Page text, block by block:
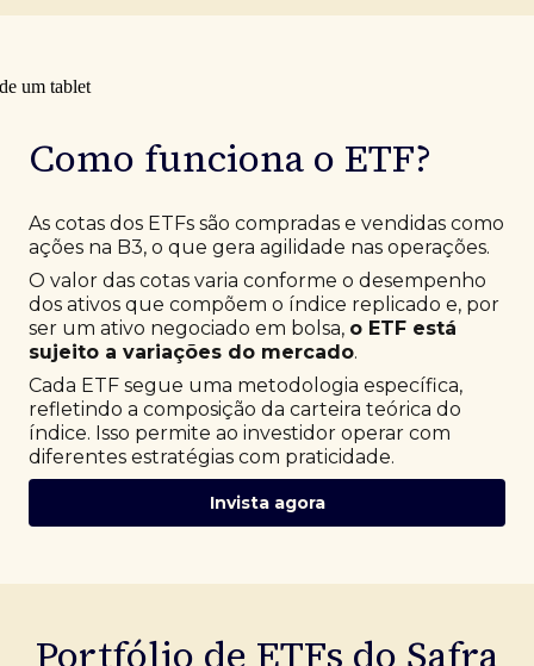
Como funciona o ETF?
As cotas dos ETFs são compradas e vendidas como
ações na B3, o que gera agilidade nas operações.
O valor das cotas varia conforme o desempenho
dos ativos que compõem o índice replicado e, por
ser um ativo negociado em bolsa, o ETF está
sujeito a variações do mercado.
Cada ETF segue uma metodologia específica,
refletindo a composição da carteira teórica do
índice. Isso permite ao investidor operar com
diferentes estratégias com praticidade.
Invista agora
Portfólio de ETFs do Safra